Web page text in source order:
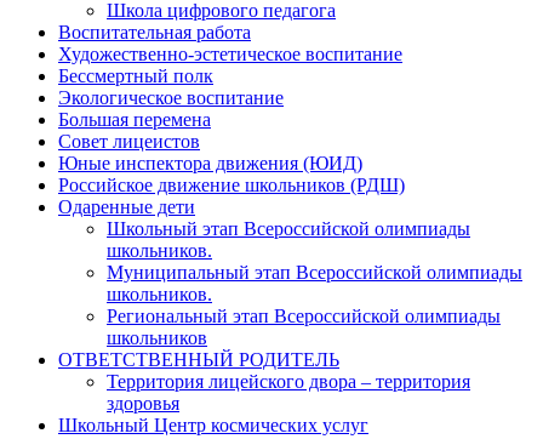
Школа цифрового педагога
Воспитательная работа
Художественно-эстетическое воспитание
Бессмертный полк
Экологическое воспитание
Большая перемена
Совет лицеистов
Юные инспектора движения (ЮИД)
Российское движение школьников (РДШ)
Одаренные дети
Школьный этап Всероссийской олимпиады
школьников.
Муниципальный этап Всероссийской олимпиады
школьников.
Региональный этап Всероссийской олимпиады
школьников
ОТВЕТСТВЕННЫЙ РОДИТЕЛЬ
Территория лицейского двора – территория
здоровья
Школьный Центр космических услуг